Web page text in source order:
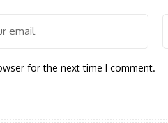
for the next time I comment.